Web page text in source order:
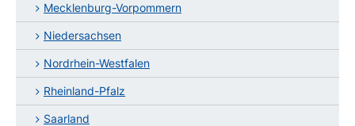
Mecklenburg-Vorpommern
Niedersachsen
Nordrhein-Westfalen
Rheinland-Pfalz
Saarland